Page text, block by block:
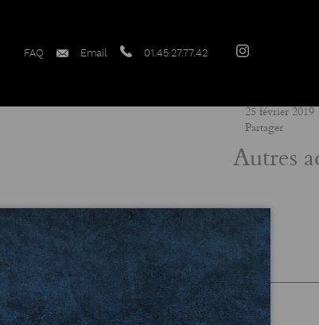
FAQ Email 01.45.27.77.42
25 février 2019
Partager
Autres
Mentions légales et Politique de confidentialité